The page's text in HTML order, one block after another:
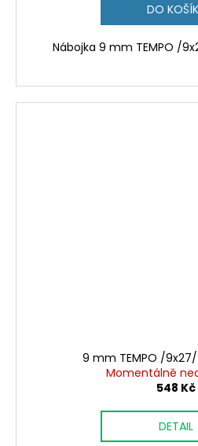
DO
Nábojka 9 mm TEMPO /
9 mm TEMPO /
Momentálně
548 Kč
DETAIL